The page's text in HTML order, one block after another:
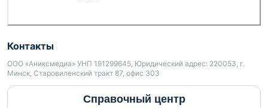
Контакты
ООО «Аниксмедиа» УНП 191299645, Юридический адрес: 220053, г.
Минск, Старовиленский тракт 87, офис 303
Справочный центр